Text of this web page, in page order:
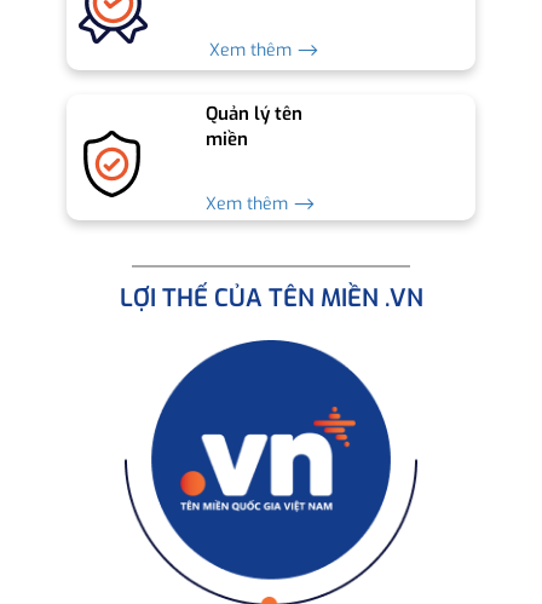
Xem thêm ⟶
Quản lý tên
miền
Xem thêm ⟶
LỢI THẾ CỦA TÊN MIỀN .VN